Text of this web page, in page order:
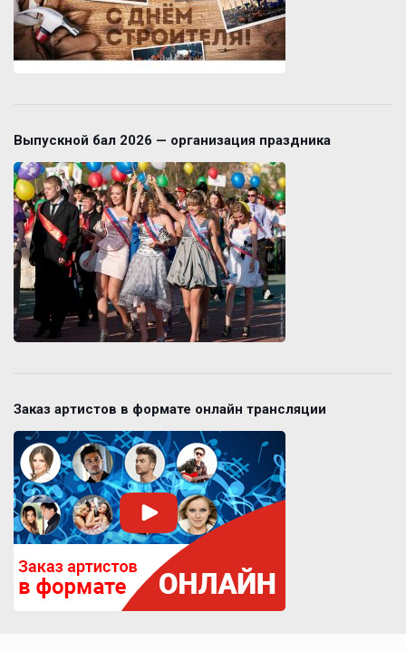
Выпускной бал 2026 — организация праздника
Заказ артистов в формате онлайн трансляции